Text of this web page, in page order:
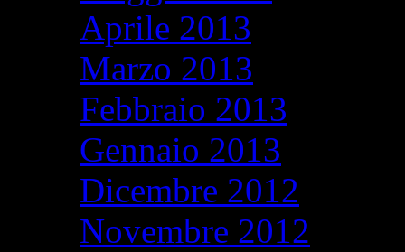
Aprile 2013
Marzo 2013
Febbraio 2013
Gennaio 2013
Dicembre 2012
Novembre 2012